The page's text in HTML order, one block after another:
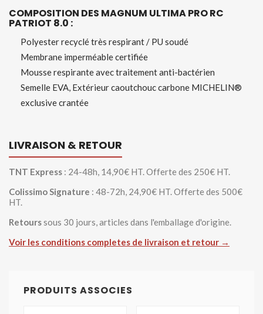
COMPOSITION DES MAGNUM ULTIMA PRO RC
PATRIOT 8.0 :
Polyester recyclé très respirant / PU soudé
Membrane imperméable certifiée
Mousse respirante avec traitement anti-bactérien
Semelle EVA, Extérieur caoutchouc carbone MICHELIN®
exclusive crantée
LIVRAISON & RETOUR
TNT Express : 24-48h, 14,90€ HT. Offerte des 250€ HT.
Colissimo Signature : 48-72h, 24,90€ HT. Offerte des 500€
HT.
Retourssous 30 jours, articles dans l'emballage d'origine.
Voir les conditions completes de livraison et retour →
PRODUITS ASSOCIES